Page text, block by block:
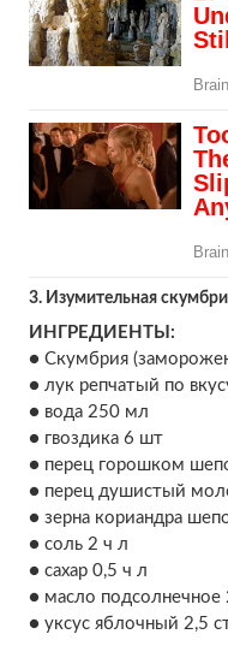
3. Изумительная
ИНГРЕДИЕНТЫ:
● Скумбрия
● лук репчатый по
● вода 250 мл
● гвоздика 6 шт
● перец горошком
● перец душистый
● зерна кориандра
● соль 2 ч л
● сахар 0,5 ч л
● масло подсолнечное
● уксус яблочный 2,5